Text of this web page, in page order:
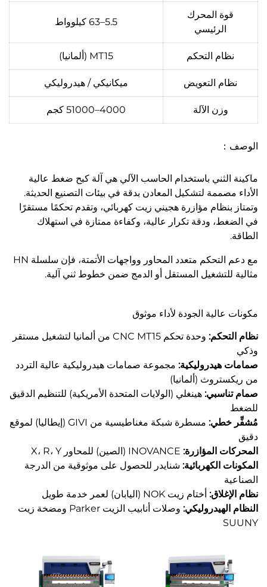
قوة المحرك
الرئيسي
5.5–63 كيلوواط
نظام التحكم MT15 (ألمانيا)
نظام التعويض ميكانيكي / هيدروليكي
وزن الآلة 4000–51000 كجم
الوصف：
ماكينة الثني باستخدام الحاسب الآلي هي آلة كبح ضغط عالية
الأداء مصممة لتشكيل المعادن بدقة في بيئات التصنيع الحديثة.
وتمتاز بنظام مؤازرة هجيني زيت كهربائي، وتقدم تحكمًا مستقرًا
في الضغط، ودقة تكرار عالية، وكفاءة ممتازة في استهلاك
الطاقة.
مع دعم التحكم متعدد المحاور وواجهات الأتمتة، فإن سلسلة HN
مثالية للتشغيل المستقل أو الدمج ضمن خطوط ثني آلية.
مكونات عالية الجودة لأداء موثوق
نظام التحكم:
وحدة تحكم CNC MT15 من ألمانيا لتشغيل مستقر
وذكي
صمامات هيدروليكية: مجموعة صمامات هيدروليكية عالية التردد
من ريكستروث (ألمانيا)
صمام تناسبي: هينغلي (الولايات المتحدة الأمريكية) للتنظيم الدقيق
للضغط
مُشفِّر خطي:
مسطرة شبكة مغناطيسية من GIVI (إيطاليا) لموقع
دقيق
المحركات المؤازرة: INOVANCE (الصين) للمحاور X، R، Y
المكونات الكهربائية: شنايدر للحصول على موثوقية من الدرجة
الصناعية
نظام الإغلاق: أختام زيت NOK (اليابان) لعمر خدمة طويل
النظام الهيدروليكي:
وصلات أنابيب الزيت Parker ومضخة زيت
SUUNY